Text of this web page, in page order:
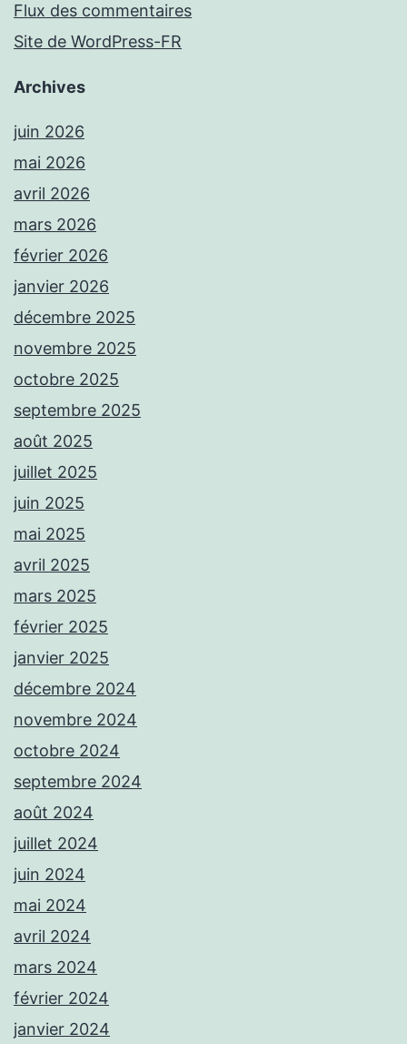
Flux des commentaires
Site de WordPress-FR
Archives
juin 2026
mai 2026
avril 2026
mars 2026
février 2026
janvier 2026
décembre 2025
novembre 2025
octobre 2025
septembre 2025
août 2025
juillet 2025
juin 2025
mai 2025
avril 2025
mars 2025
février 2025
janvier 2025
décembre 2024
novembre 2024
octobre 2024
septembre 2024
août 2024
juillet 2024
juin 2024
mai 2024
avril 2024
mars 2024
février 2024
janvier 2024